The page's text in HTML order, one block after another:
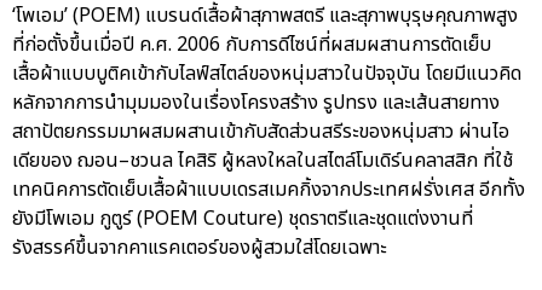
‘โพเอม’ (POEM) แบรนด์เสื้อผ้าสุภาพสตรี และสุภาพบุรุษคุณภาพสูง
ที่ก่อตั้งขึ้นเมื่อปี ค.ศ. 2006 กับการดีไซน์ที่ผสมผสานการตัดเย็บ
เสื้อผ้าแบบบูติคเข้ากับไลฟ์สไตล์ของหนุ่มสาวในปัจจุบัน โดยมีแนวคิด
หลักจากการนำมุมมองในเรื่องโครงสร้าง รูปทรง และเส้นสายทาง
สถาปัตยกรรมมาผสมผสานเข้ากับสัดส่วนสรีระของหนุ่มสาว ผ่านไอ
เดียของ ฌอน–ชวนล ไคสิริ ผู้หลงใหลในสไตล์โมเดิร์นคลาสสิก ที่ใช้
เทคนิคการตัดเย็บเสื้อผ้าแบบเดรสเมคกิ้งจากประเทศฝรั่งเศส อีกทั้ง
ยังมีโพเอม กูตูร์ (POEM Couture) ชุดราตรีและชุดแต่งงานที่
รังสรรค์ขึ้นจากคาแรคเตอร์ของผู้สวมใส่โดยเฉพาะ